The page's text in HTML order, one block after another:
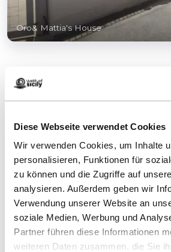
Diese Webseite verwendet Cookies
Wir verwenden Cookies, um Inhalte
personalisieren, Funktionen für
zu können und die Zugriffe auf
analysieren. Außerdem geben wir
Verwendung unserer Website an
soziale Medien, Werbung und
Partner führen diese Informationen
weiteren Daten zusammen, die Sie
Kontakte:
Oro Mattia's House
Via Sandro Pertini 52
Oro& Mattia's House
Großes und komfortables
einer Villa mit Parkplatz